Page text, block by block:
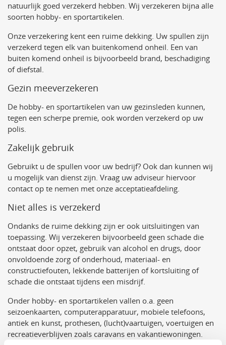
natuurlijk goed verzekerd hebben. Wij verzekeren bijna alle
soorten hobby- en sportartikelen.
Onze verzekering kent een ruime dekking. Uw spullen zijn
verzekerd tegen elk van buitenkomend onheil. Een van
buiten komend onheil is bijvoorbeeld brand, beschadiging
of diefstal.
Gezin meeverzekeren
De hobby- en sportartikelen van uw gezinsleden kunnen,
tegen een scherpe premie, ook worden verzekerd op uw
polis.
Zakelijk gebruik
Gebruikt u de spullen voor uw bedrijf? Ook dan kunnen wij
u mogelijk van dienst zijn. Vraag uw adviseur hiervoor
contact op te nemen met onze acceptatieafdeling.
Niet alles is verzekerd
Ondanks de ruime dekking zijn er ook uitsluitingen van
toepassing. Wij verzekeren bijvoorbeeld geen schade die
ontstaat door opzet, gebruik van alcohol en drugs, door
onvoldoende zorg of onderhoud, materiaal- en
constructiefouten, lekkende batterijen of kortsluiting of
schade die ontstaat tijdens een misdrijf.
Onder hobby- en sportartikelen vallen o.a. geen
seizoenkaarten, computerapparatuur, mobiele telefoons,
antiek en kunst, prothesen, (lucht)vaartuigen, voertuigen en
recreatieverblijven zoals caravans en vakantiewoningen.